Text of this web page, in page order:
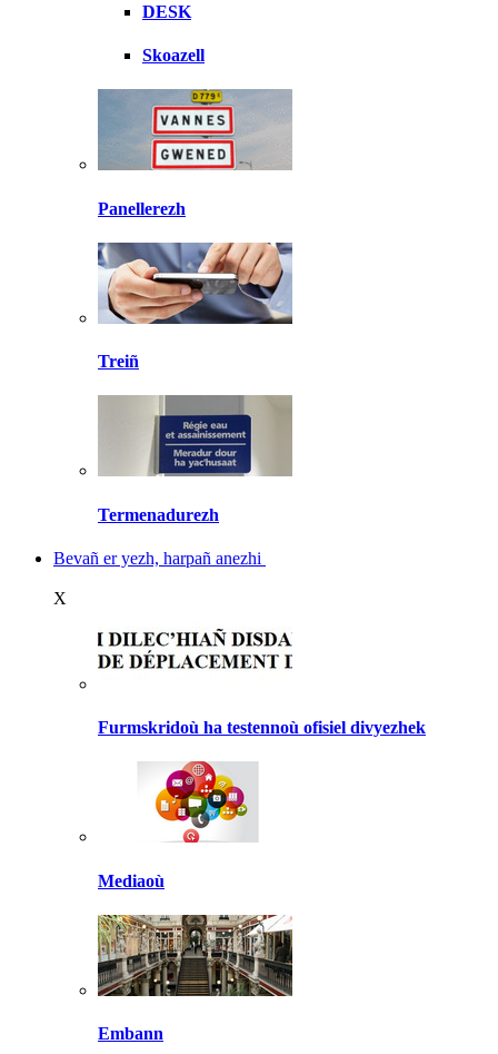
DESK
Skoazell
Panellerezh
Treiñ
Termenadurezh
Bevañ er yezh, harpañ anezhi
X
Furmskridoù ha testennoù ofisiel divyezhek
Mediaoù
Embann